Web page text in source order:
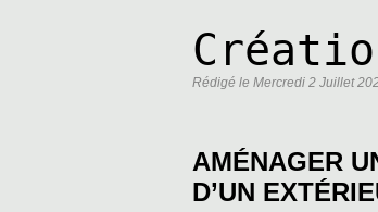
Rédigé le Mercredi 2 Juillet
AMÉNAGER
D’UN